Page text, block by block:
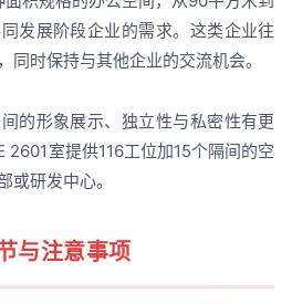
发展阶段企业的需求。这类企业往
同时保持与其他企业的交流机会。
的形象展示、独立性与私密性有更
2601室提供116工位加15个隔间的空
或研发中心。
与注意事项